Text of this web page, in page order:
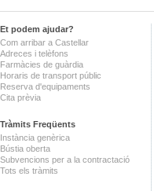
Et podem ajudar?
Com arribar a Castellar
Adreces i telèfons
Farmàcies de guàrdia
Horaris de transport públic
Reserva d'equipaments
Cita prèvia
Tràmits Freqüents
Instància genèrica
Bústia oberta
Subvencions per a la contractació
Tots els tràmits